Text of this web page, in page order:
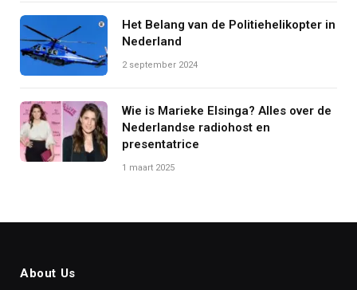
Het Belang van de Politiehelikopter in
Nederland
2 september 2024
Wie is Marieke Elsinga? Alles over de
Nederlandse radiohost en
presentatrice
1 maart 2025
About Us